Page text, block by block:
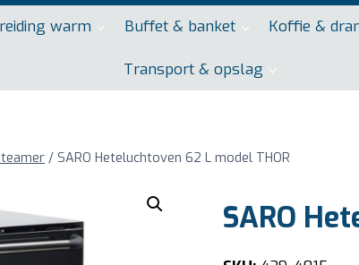
warm Buffet & banket Koffie &
Transport & opslag
/ SARO Heteluchtoven 62 L model THOR
SARO